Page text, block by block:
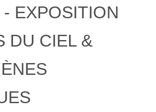
EXPOSITION
DU CIEL &